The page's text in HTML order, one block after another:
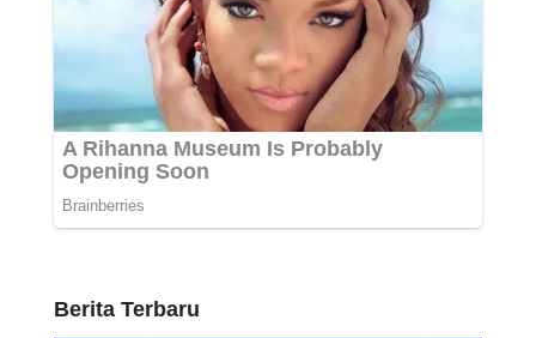
Berita Terbaru